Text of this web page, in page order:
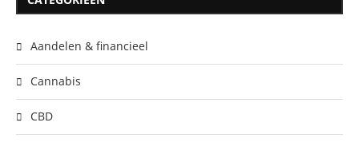
Aandelen & financieel
Cannabis
CBD